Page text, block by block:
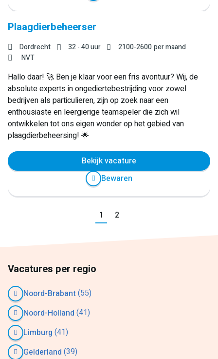
Plaagdierbeheerser
Dordrecht 32 - 40 uur 2100-2600per maand
NVT
Hallo daar! 🚀 Ben je klaar voor een fris avontuur? Wij, de
absolute experts in ongediertebestrijding voor zowel
bedrijven als particulieren, zijn op zoek naar een
enthousiaste en leergierige teamspeler die zich wil
ontwikkelen tot ons eigen wonder op het gebied van
plaagdierbeheersing! 🌟
Bekijk vacature
Bewaren
Vorige
1 2
Vacatures per regio
Noord-Brabant(55)
Noord-Holland (41)
Limburg (41)
Gelderland (39)